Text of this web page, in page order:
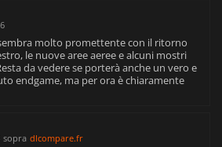
molto promettente con il ritorno
le nuove aree aeree e alcuni mostri
da vedere se porterà anche un vero e
endgame, ma per ora è chiaramente
sopra dlcompare.fr